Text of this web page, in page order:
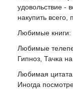
удовольствие -
накупить всего,
Любимые книги:
Любимые
Гипноз, Тачка
Любимая
Иногда